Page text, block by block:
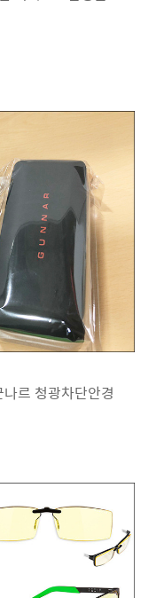
르 청광차단안경